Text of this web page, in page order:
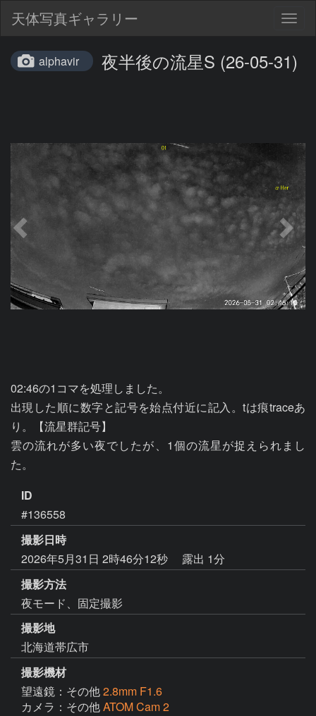
天体写真ギャラリー
alphavir 夜半後の流星S (26-05-31)
02:46の1コマを処理しました。
出現した順に数字と記号を始点付近に記入。tは痕traceあ
り。【流星群記号】
雲の流れが多い夜でしたが、1個の流星が捉えられまし
た。
ID
#136558
撮影日時
2026年5月31日 2時46分12秒
露出 1分
撮影方法
夜モード、固定撮影
撮影地
北海道帯広市
撮影機材
望遠鏡：その他2.8mm F1.6
カメラ：その他ATOM Cam 2